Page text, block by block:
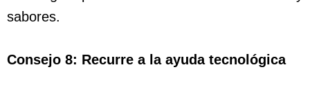
sabores.
Consejo 8: Recurre a la ayuda tecnológica